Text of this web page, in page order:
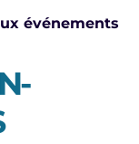
événements